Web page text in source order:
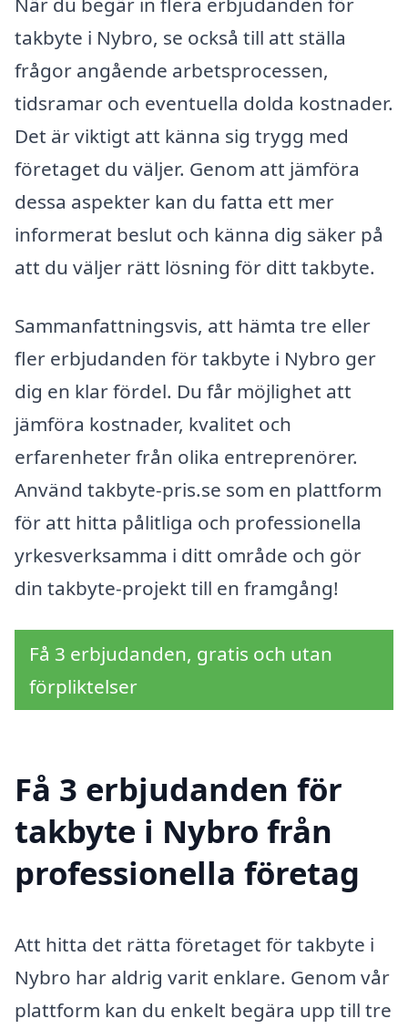
takbyte i Nybro, se också till att ställa
frågor angående arbetsprocessen,
tidsramar och eventuella dolda kostnader.
Det är viktigt att känna sig trygg med
företaget du väljer. Genom att jämföra
dessa aspekter kan du fatta ett mer
informerat beslut och känna dig säker på
att du väljer rätt lösning för ditt takbyte.
Sammanfattningsvis, att hämta tre eller
fler erbjudanden för takbyte i Nybro ger
dig en klar fördel. Du får möjlighet att
jämföra kostnader, kvalitet och
erfarenheter från olika entreprenörer.
Använd takbyte-pris.se som en plattform
för att hitta pålitliga och professionella
yrkesverksamma i ditt område och gör
din takbyte-projekt till en framgång!
Få 3 erbjudanden, gratis och utan
förpliktelser
Få 3 erbjudanden för
takbyte i Nybro från
professionella företag
Att hitta det rätta företaget för takbyte i
Nybro har aldrig varit enklare. Genom vår
plattform kan du enkelt begära upp till tre